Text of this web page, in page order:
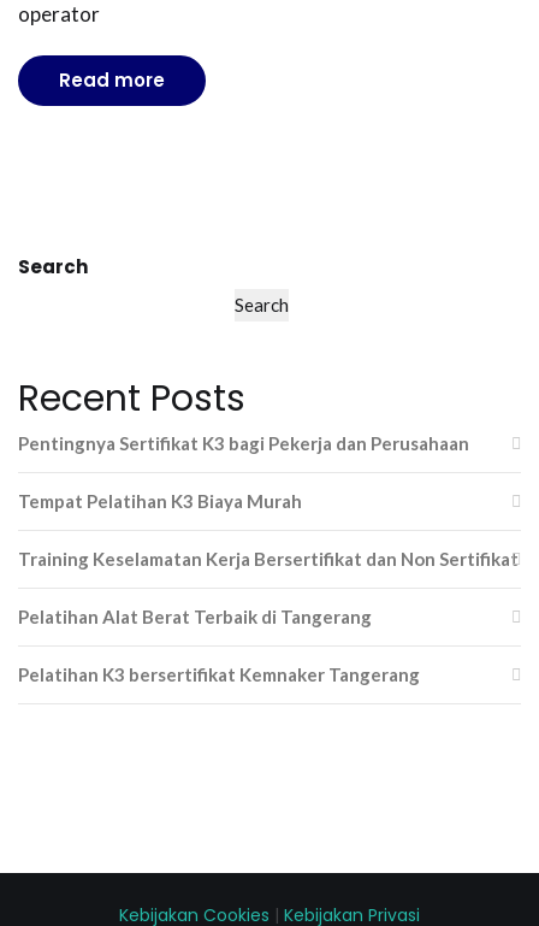
operator
Read more
Search
Search
Recent Posts
Pentingnya Sertifikat K3 bagi Pekerja dan Perusahaan
Tempat Pelatihan K3 Biaya Murah
Training Keselamatan Kerja Bersertifikat dan Non Sertifikat
Pelatihan Alat Berat Terbaik di Tangerang
Pelatihan K3 bersertifikat Kemnaker Tangerang
Kebijakan Cookies | Kebijakan Privasi